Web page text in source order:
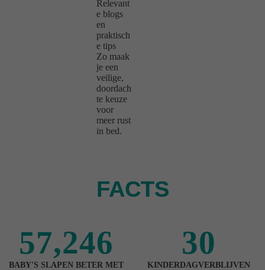
Relevant
e blogs
en
praktisch
e tips
Zo maak
je een
veilige,
doordach
te keuze
voor
meer rust
in bed.
FACTS
57,246
BABY'S SLAPEN BETER MET
30
KINDERDAGVERBLIJVEN